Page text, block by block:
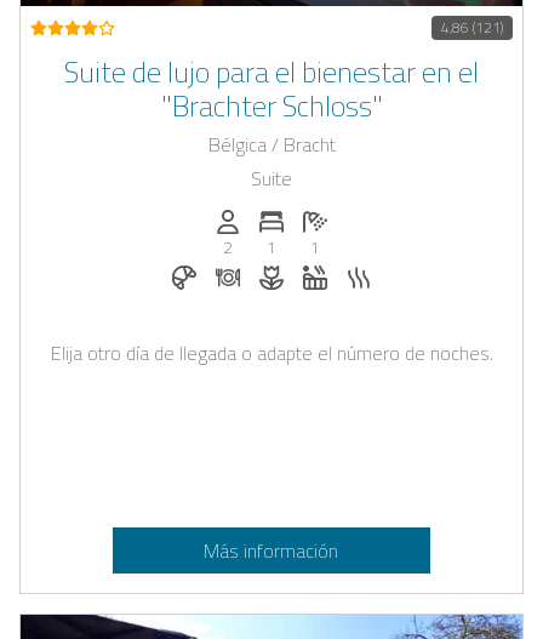
4,86 (121)
Suite de lujo para el bienestar en el
"Brachter Schloss"
Bélgica / Bracht
Suite
Personas (max.): 2
2
Numero de habitaciones: 1
1
Cantidad de baños: 1
1
Desayuno reservable en Casapilot
Cena bajo solicitud
Flores y decoración romántica
Jacuzzi
Elija otro día de llegada o adapte el número de noches.
Más información